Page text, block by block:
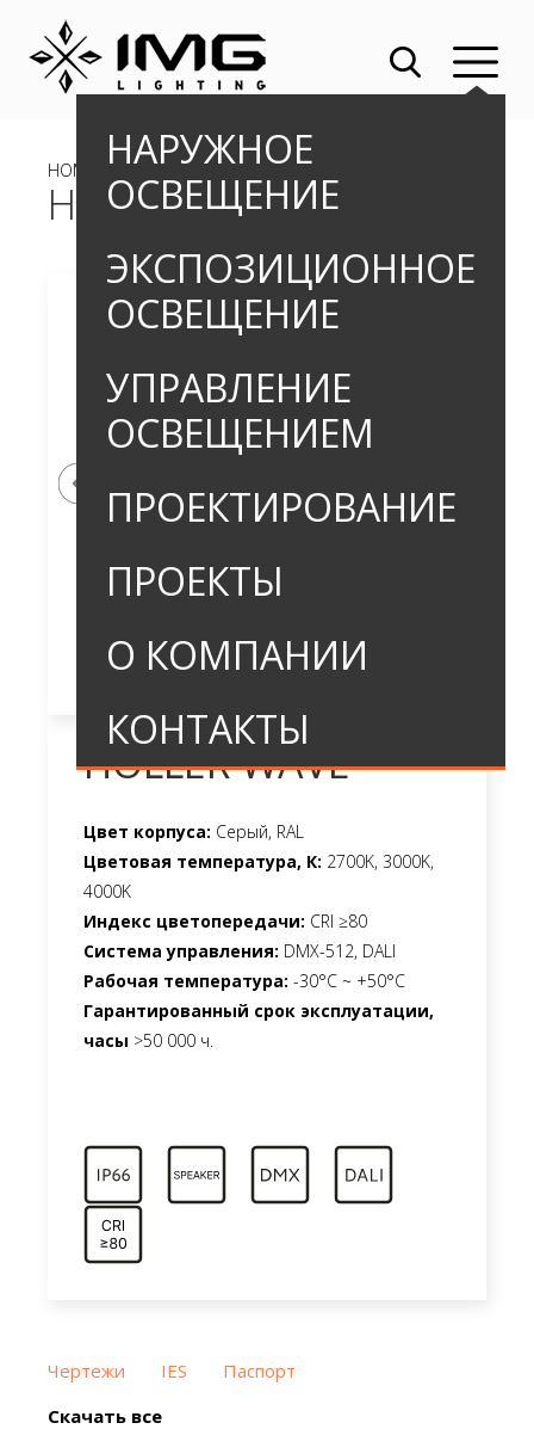
НАРУЖНОЕ
ОСВЕЩЕНИЕ
ЭКСПОЗИЦИОННОЕ
ОСВЕЩЕНИЕ
УПРАВЛЕНИЕ
ОСВЕЩЕНИЕМ
ПРОЕКТИРОВАНИЕ
ПРОЕКТЫ
О КОМПАНИИ
КОНТАКТЫ
HOME » OUTDOOR » БОЛЛАРДЫ» HOLLER WAVE
HOLLER WAVE
HOLLER WAVE
Цвет корпуса: Серый, RAL
Цветовая температура, К: 2700K, 3000K,
4000K
Индекс цветопередачи: CRI ≥80
Система управления: DMX-512, DALI
Рабочая температура: -30°C ~ +50°C
Гарантированный срок эксплуатации,
часы >50 000 ч.
Чертежи IES
Паспорт
Скачать все